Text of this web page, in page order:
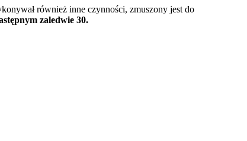
również inne czynności, zmuszony jest do
zaledwie 30.